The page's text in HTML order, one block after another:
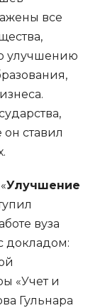
все
улучшению
ставил
Улучшение
вуза
докладом:
«Учет и
Гульнара